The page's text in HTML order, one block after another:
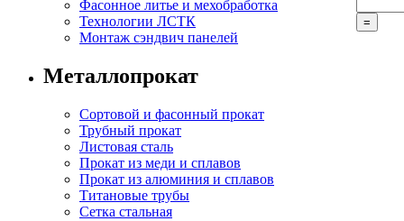
Фасонное литье и мехобработка
Технологии ЛСТК
Монтаж сэндвич панелей
Металлопрокат
Сортовой и фасонный прокат
Трубный прокат
Листовая сталь
Прокат из меди и сплавов
Прокат из алюминия и сплавов
Титановые трубы
Сетка стальная